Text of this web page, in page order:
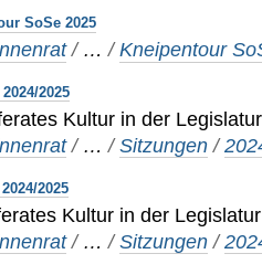
SoSe 2025
/ …/Kneipentour
2025
Kultur in der
/ …/Sitzungen /
2025
Kultur in der
/ …/Sitzungen /